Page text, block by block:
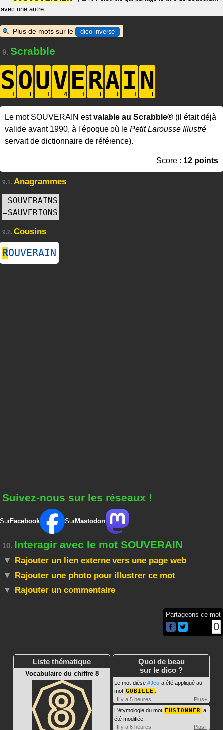
avec une autre.
Plus de mots sur le dico inverse
9. Scrabble
SOUVERAIN
Le mot SOUVERAIN estvalable au Scrabble® (il était déjà
valide avant 1990, à l'époque où le Petit Larousse Illustré
servait de dictionnaire de référence).
Score : 12 points
9.1. Anagrammes
SOUVERAINS
=SAUVERIONS
9.2. Cousins
ROUVERAIN
Suivez-nous sur les réseaux !
SurFacebook SurMastodon
10. Interagir avec le mot SOUVERAIN
Rajouter un lien externe vers une page web
Rajouter une photo pour illustrer ce mot
Rajouter un commentaire
Partageons ce mot
0
Liste thématique
Vocabulaire du chiffre 8
Quoi de beau
sur le dico ?
Le mot-dièse #Jeu a été appliqué au
mot GOBILLE
Il y a 5 heures
Plus+
L'étymologie du mot FUSIONNER a
été modifiée.
Il y a 6 heures
Plus+